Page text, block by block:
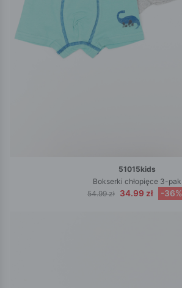
51015kids
Bokserki chłopięce 3-pak
54.99 zł 34.99 zł -36%